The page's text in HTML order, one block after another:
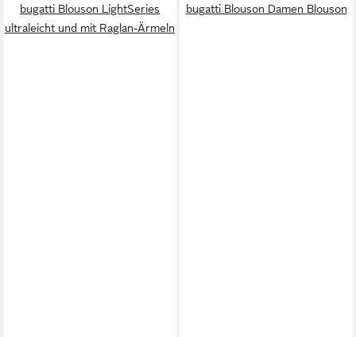
bugatti Blouson LightSeries
ultraleicht und mit Raglan-Ärmeln
bugatti Blouson Damen Blouson